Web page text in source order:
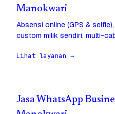
Manokwari
Absensi online (GPS &
custom milik sendiri, multi-
Lihat layanan →
Jasa WhatsApp